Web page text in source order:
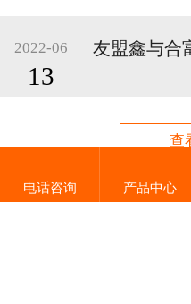
2022-06
13
查
电话咨询 产品中心